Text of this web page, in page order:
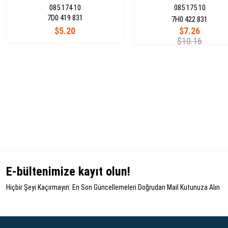
085 174 10
$5.20
7D0 419 831
085 175 10
$7.26
$10.16
7H0 422 831
E-bültenimize kayıt olun!
Hiçbir Şeyi Kaçırmayın: En Son Güncellemeleri Doğrudan Mail Kutunuza Alın